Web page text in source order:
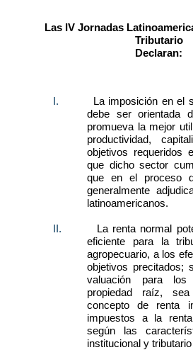
Las IV Jornadas
Tributario
Declaran:
I.
La imposición en el
debe ser orientada
promueva la mejor
productividad,
objetivos requeridos
que dicho sector
que en el proceso
generalmente
latinoamericanos.
II.
La renta normal
eficiente para la
agropecuario, a los
objetivos precitados;
valuación para
propiedad raíz,
concepto de renta
impuestos a la
según las
institucional y